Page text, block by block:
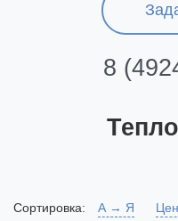
8
Сортировка: А → Я